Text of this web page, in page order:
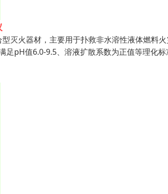
灭火器材，主要用于扑救非水溶性液体燃料
足pH值6.0-9.5、溶液扩散系数为正值等理化